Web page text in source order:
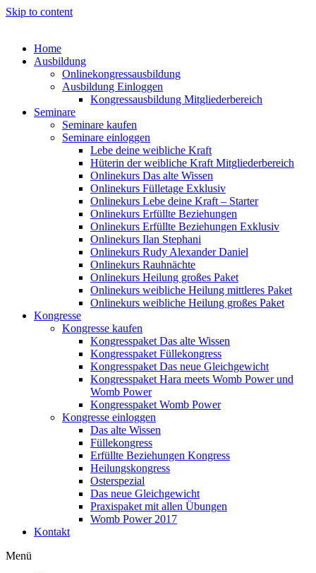
Skip to content
Home
Ausbildung
Onlinekongressausbildung
Ausbildung Einloggen
Kongressausbildung Mitgliederbereich
Seminare
Seminare kaufen
Seminare einloggen
Lebe deine weibliche Kraft
Hüterin der weibliche Kraft Mitgliederbereich
Onlinekurs Das alte Wissen
Onlinekurs Fülletage Exklusiv
Onlinekurs Lebe deine Kraft – Starter
Onlinekurs Erfüllte Beziehungen
Onlinekurs Erfüllte Beziehungen Exklusiv
Onlinekurs Ilan Stephani
Onlinekurs Rudy Alexander Daniel
Onlinekurs Rauhnächte
Onlinekurs Heilung großes Paket
Onlinekurs weibliche Heilung mittleres Paket
Onlinekurs weibliche Heilung großes Paket
Kongresse
Kongresse kaufen
Kongresspaket Das alte Wissen
Kongresspaket Füllekongress
Kongresspaket Das neue Gleichgewicht
Kongresspaket Hara meets Womb Power und
Womb Power
Kongresspaket Womb Power
Kongresse einloggen
Das alte Wissen
Füllekongress
Erfüllte Beziehungen Kongress
Heilungskongress
Osterspezial
Das neue Gleichgewicht
Praxispaket mit allen Übungen
Womb Power 2017
Kontakt
Menü